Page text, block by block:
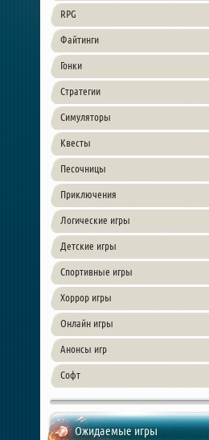
RPG
Файтинги
Гонки
Стратегии
Симуляторы
Квесты
Песочницы
Приключения
Логические игры
Детские игры
Спортивные игры
Хоррор игры
Онлайн игры
Анонсы игр
Софт
Ожидаемые игры